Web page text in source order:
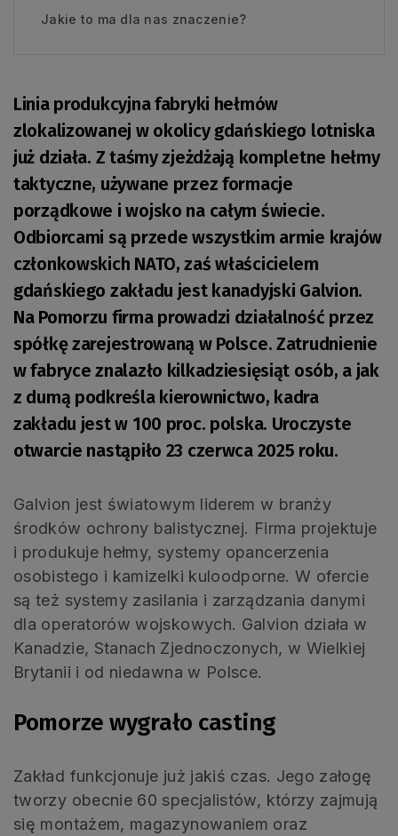
Jakie to ma dla nas znaczenie?
Linia produkcyjna fabryki hełmów
zlokalizowanej w okolicy gdańskiego lotniska
już działa. Z taśmy zjeżdżają kompletne hełmy
taktyczne, używane przez formacje
porządkowe i wojsko na całym świecie.
Odbiorcami są przede wszystkim armie krajów
członkowskich NATO, zaś właścicielem
gdańskiego zakładu jest kanadyjski Galvion.
Na Pomorzu firma prowadzi działalność przez
spółkę zarejestrowaną w Polsce. Zatrudnienie
w fabryce znalazło kilkadziesięsiąt osób, a jak
z dumą podkreśla kierownictwo, kadra
zakładu jest w 100 proc. polska. Uroczyste
otwarcie nastąpiło 23 czerwca 2025 roku.
Galvion jest światowym liderem w branży
środków ochrony balistycznej. Firma projektuje
i produkuje hełmy, systemy opancerzenia
osobistego i kamizelki kuloodporne. W ofercie
są też systemy zasilania i zarządzania danymi
dla operatorów wojskowych. Galvion działa w
Kanadzie, Stanach Zjednoczonych, w Wielkiej
Brytanii i od niedawna w Polsce.
Pomorze wygrało casting
Zakład funkcjonuje już jakiś czas. Jego załogę
tworzy obecnie 60 specjalistów, którzy zajmują
się montażem, magazynowaniem oraz